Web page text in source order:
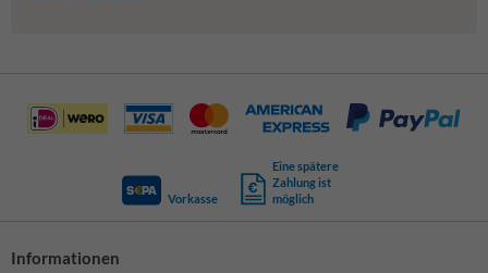
Vorkasse
Eine spätere
Zahlung ist
möglich
Informationen